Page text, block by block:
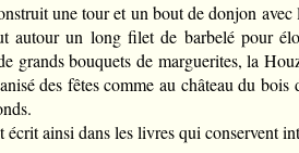
une tour et un bout de donjon avec
autour un long filet de barbelé pour
grands bouquets de marguerites, la
des fêtes comme au château du bois
écrit ainsi dans les livres qui conservent